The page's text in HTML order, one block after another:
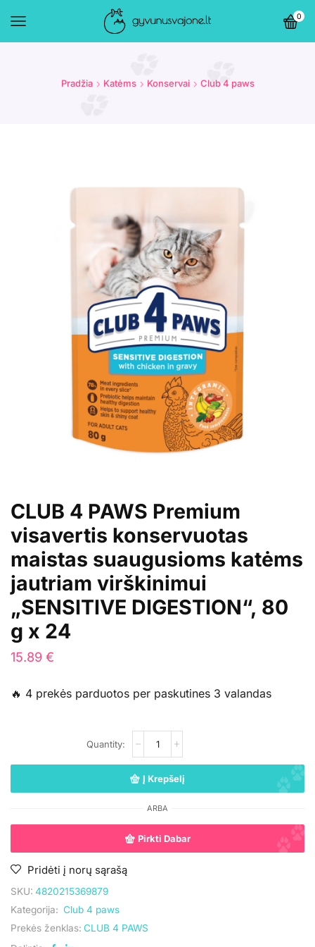
0
Pradžia Katėms Konservai Club 4 paws
CLUB 4 PAWS Premium
visavertis konservuotas
maistas suaugusioms katėms
jautriam virškinimui
„SENSITIVE DIGESTION“, 80
g x 24
15.89 €
🔥 4 prekės parduotos per paskutines 3 valandas
Į Krepšelį
ARBA
Pirkti Dabar
Pridėti į norų sąrašą
SKU: 4820215369879
Kategorija: Club 4 paws
Prekės ženklas: CLUB 4 PAWS